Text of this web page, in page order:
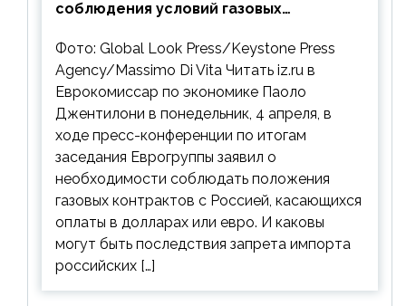
соблюдения условий газовых
Фото: Global Look Press/Keystone Press
Agency/Massimo Di Vita Читать iz.ru в
Еврокомиссар по экономике Паоло
Джентилони в понедельник, 4 апреля, в
ходе пресс-конференции по итогам
заседания Еврогруппы заявил о
необходимости соблюдать положения
газовых контрактов с Россией, касающихся
оплаты в долларах или евро. И каковы
могут быть последствия запрета импорта
российских […]